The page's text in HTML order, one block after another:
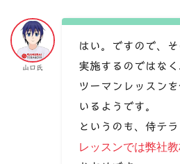
山口氏
はい。ですので、
実施するのではな
ツーマンレッスン
いるようです。
というのも、侍テ
レッスンでは弊社